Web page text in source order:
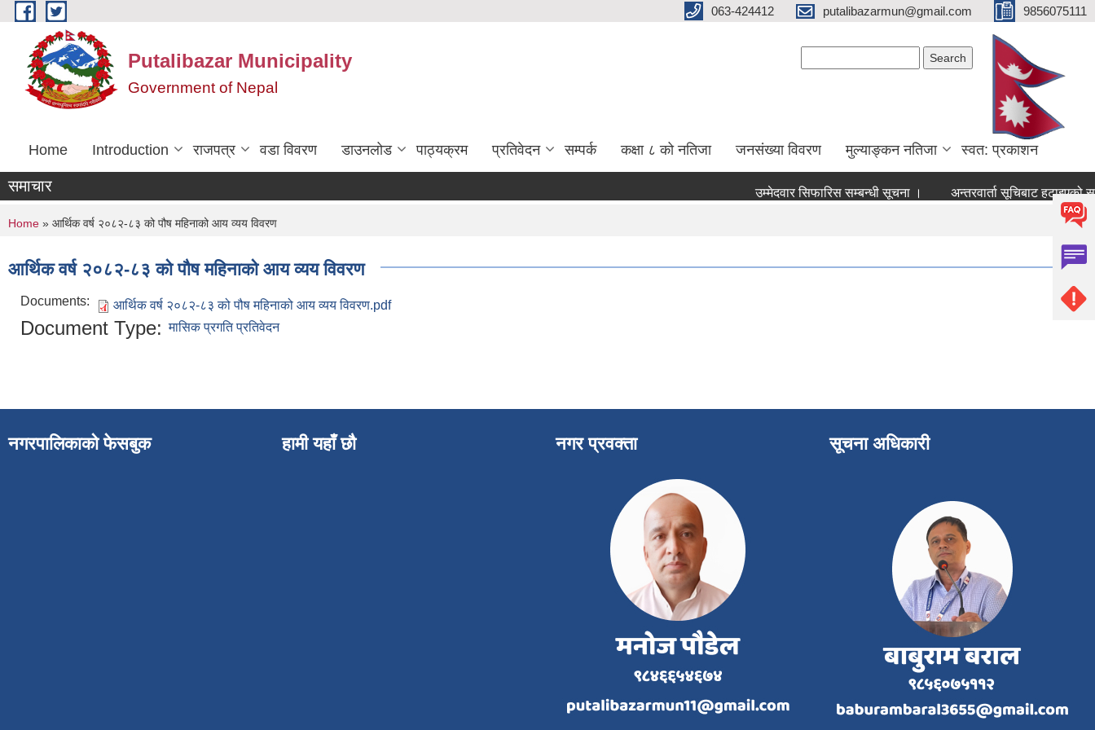
Skip to main content 063-424412 putalibazarmun@gmail.com 9856075111
Putalibazar Municipality
Government of Nepal
Home Introduction राजपत्र वडा विवरण डाउनलोड पाठ्यक्रम प्रतिवेदन सम्पर्क कक्षा ८ को नतिजा जनसंख्या विवरण मुल्याङ्कन नतिजा स्वत: प्रकाशन
समाचार उम्मेदवार सिफारिस सम्बन्धी सूचना । अन्तरवार्ता सूचिबाट हटाइएको
You are here
Home » आर्थिक वर्ष २०८२-८३ को पौष महिनाको आय व्यय विवरण
आर्थिक वर्ष २०८२-८३ को पौष महिनाको आय व्यय विवरण
Documents: आर्थिक वर्ष २०८२-८३ को पौष महिनाको आय व्यय विवरण.pdf
Document Type: मासिक प्रगति प्रतिवेदन
नगरपालिकाको फेसबुक हामी यहाँ छौ नगर प्रवक्ता सूचना अधिकारी